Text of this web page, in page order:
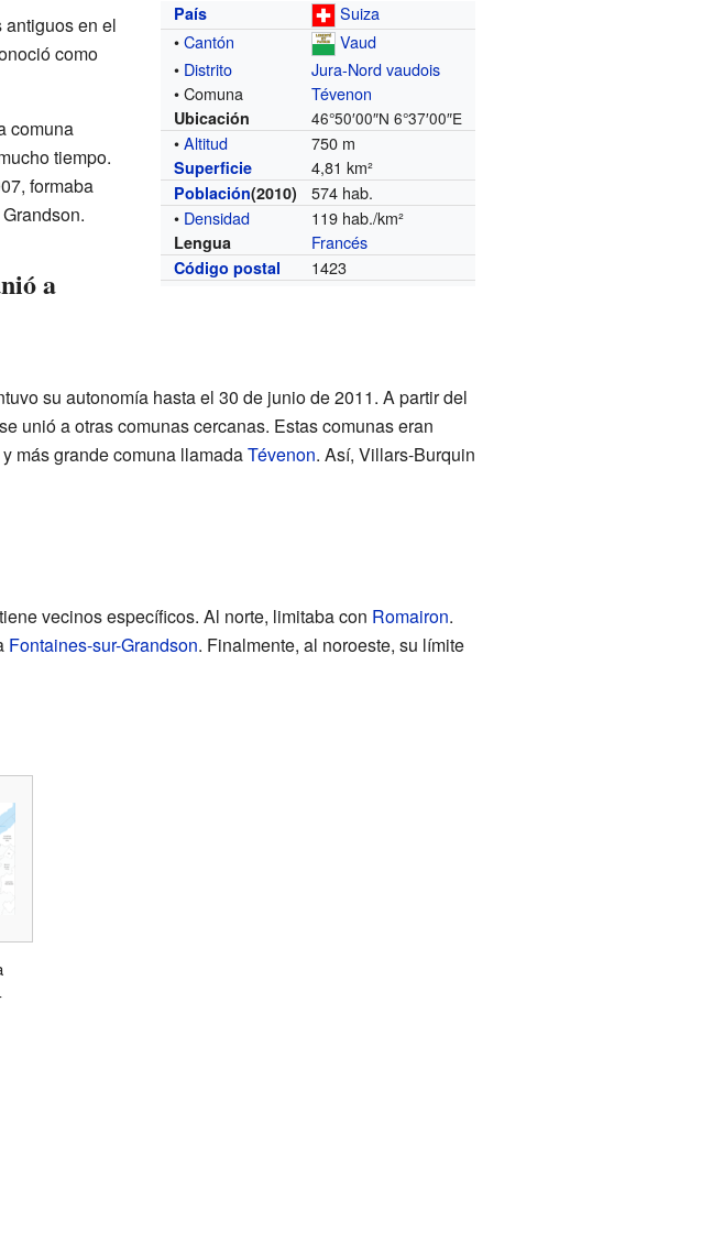
País
Suiza
•Cantón
Vaud
• Distrito
Jura-Nord vaudois
• Comuna
Tévenon
Ubicación 46°50′00″N 6°37′00″E
•Altitud 750 m
Superficie 4,81 km²
Población(2010)
574 hab.
• Densidad 119 hab./km²
Lengua Francés
Código postal 1423
antiguos en el
como
comuna
tiempo.
formaba
a
su autonomía hasta el 30 de junio de 2011. A partir del
unió a otras comunas cercanas. Estas comunas eran
más grande comuna llamadaTévenon. Así, Villars-Burquin
vecinos específicos. Al norte, limitaba con Romairon.
Fontaines-sur-Grandson. Finalmente, al noroeste, su límite